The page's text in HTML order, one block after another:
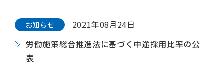
お知らせ
2021年08月24日
労働施策総合推進法に基づく中途採用比率の公
表